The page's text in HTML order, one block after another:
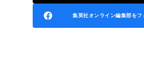
集英社オンライン編集部をフ